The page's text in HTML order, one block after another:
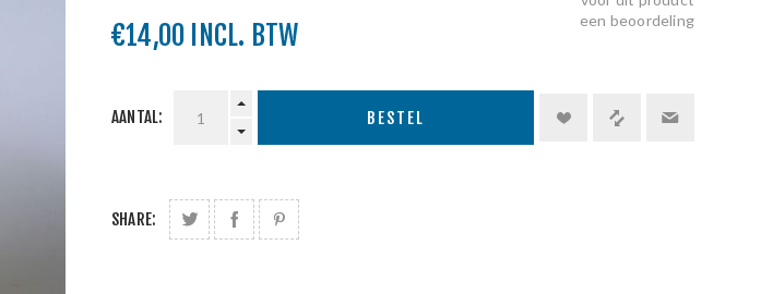
een beoordeling
€14,00 INCL. BTW
AANTAL: BESTEL
SHARE: